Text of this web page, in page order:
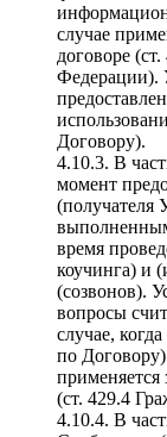
случае
договоре
Федерации).
Договору).
4.10.3. В
момент
(получателя
время
коучинга) и
(созвонов).
вопросы
случае,
по
применяется
(ст. 429.4
4.10.4. В